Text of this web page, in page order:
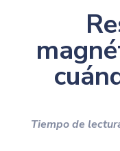
Tiempo de